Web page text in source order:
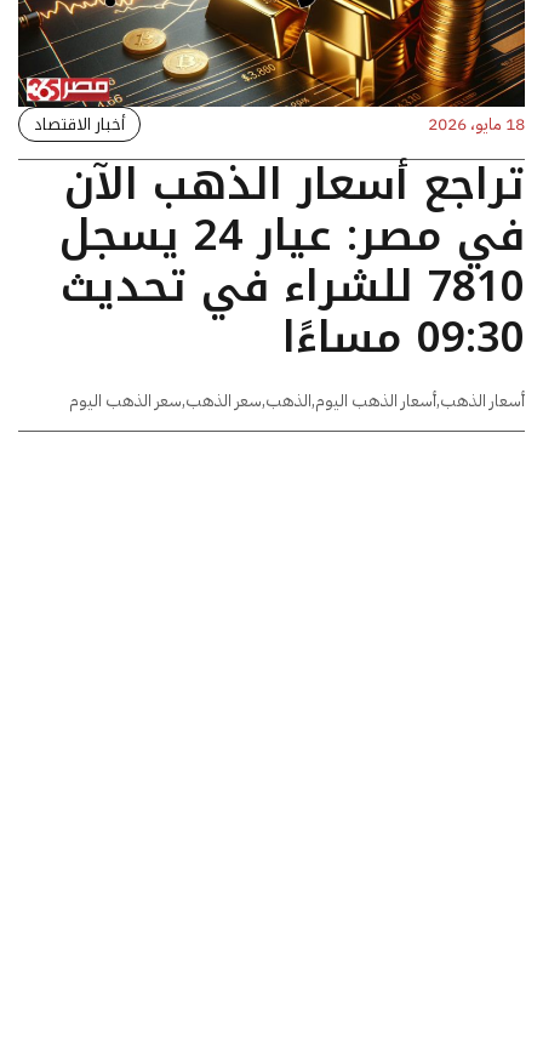
18 مايو، 2026 أخبار الاقتصاد
تراجع أسعار الذهب الآن
في مصر: عيار 24 يسجل
7810 للشراء في تحديث
09:30 مساءًا
أسعار الذهب,أسعار الذهب اليوم,الذهب,سعر الذهب,سعر الذهب اليوم